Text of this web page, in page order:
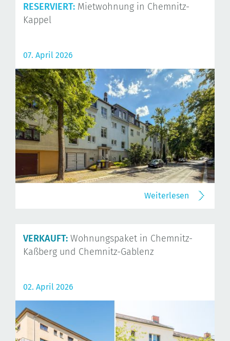
RESERVIERT: Mietwohnung in Chemnitz-
Kappel
07. April 2026
Weiterlesen
VERKAUFT: Wohnungspaket in Chemnitz-
Kaßberg und Chemnitz-Gablenz
02. April 2026